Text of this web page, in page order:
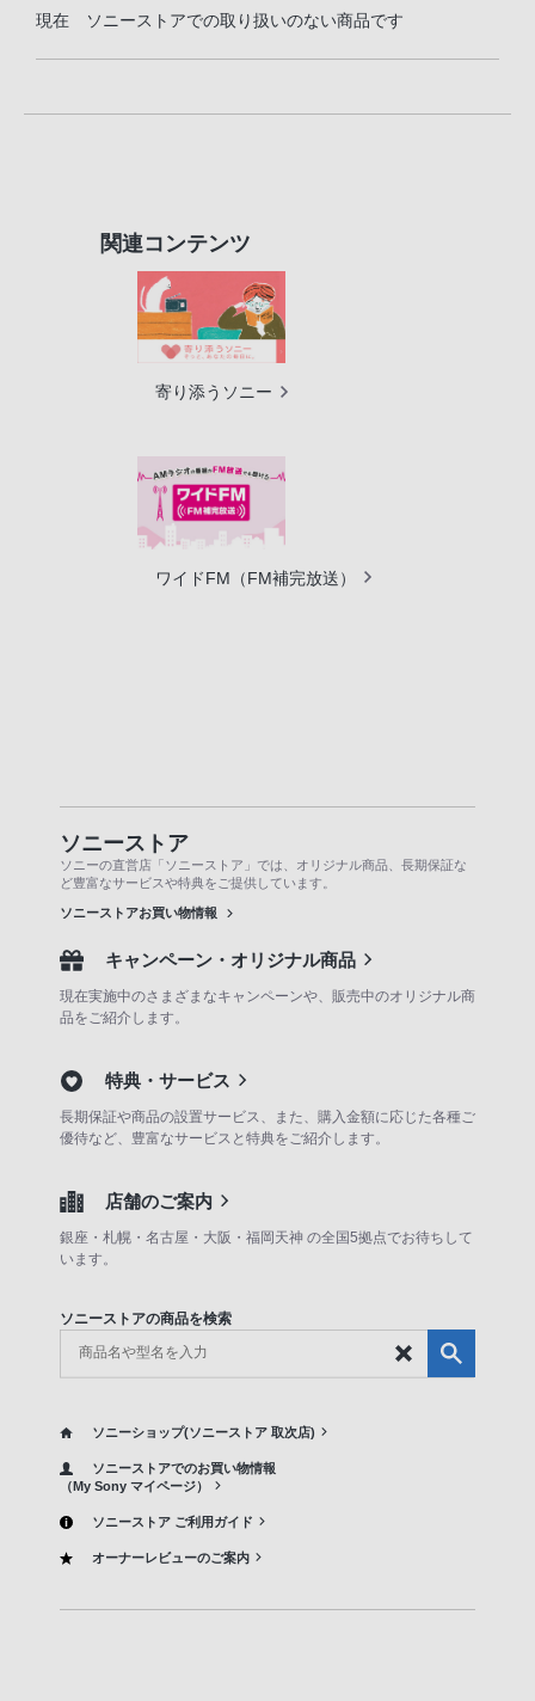
現在 ソニーストアでの取り扱いのない商品です
関連コンテンツ
寄り添うソニー
ワイドFM（FM補完放送）
ソニーストア
ソニーの直営店「ソニーストア」では、オリジナル商品、長期保証な
ど豊富なサービスや特典をご提供しています。
ソニーストアお買い物情報
キャンペーン・オリジナル商品
現在実施中のさまざまなキャンペーンや、販売中のオリジナル商
品をご紹介します。
特典・サービス
長期保証や商品の設置サービス、また、購入金額に応じた各種ご
優待など、豊富なサービスと特典をご紹介します。
店舗のご案内
銀座・札幌・名古屋・大阪・福岡天神 の全国5拠点でお待ちして
います。
ソニーストアの商品を検索
ソニーショップ(ソニーストア 取次店)
ソニーストアでのお買い物情報
（My Sony マイページ）
ソニーストア ご利用ガイド
オーナーレビューのご案内